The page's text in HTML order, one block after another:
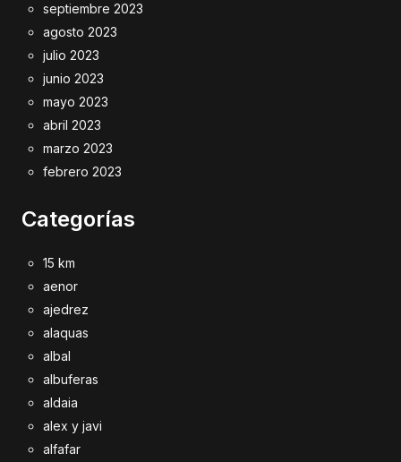
septiembre 2023
agosto 2023
julio 2023
junio 2023
mayo 2023
abril 2023
marzo 2023
febrero 2023
Categorías
15 km
aenor
ajedrez
alaquas
albal
albuferas
aldaia
alex y javi
alfafar